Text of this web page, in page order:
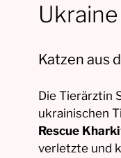
Ukraine
Katzen aus
Die Tierärztin
ukrainischen
Rescue
verletzte und